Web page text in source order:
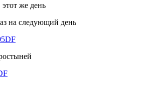
этот же день
на следующий день